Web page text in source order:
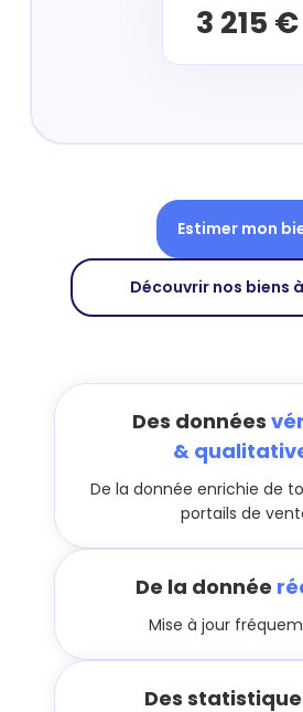
3 215 €
Estimer mon
Découvrir nos biens
Des données
&
De la donnée enrichie de
portails de
De la donnée
Mise à jour
Des